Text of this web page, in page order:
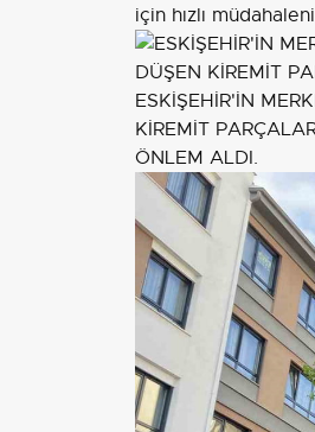
için hızlı
ESKİŞEHİR'İN
KİREMİT
ÖNLEM ALDI.